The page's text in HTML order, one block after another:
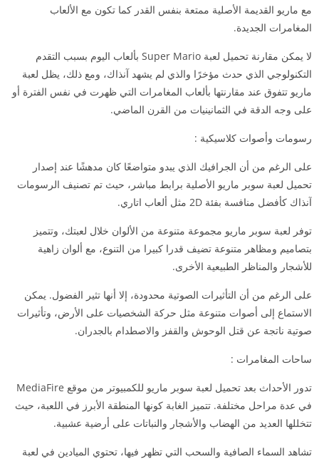
مع ماريو القديمة الأصلية ممتعة بنفس القدر كما تكون مع الألعاب
المغامرات الجديدة.
لا يمكن مقارنة تحميل لعبة Super Mario بألعاب اليوم بسبب التقدم
التكنولوجي الذي حدث مؤخرًا والذي لم يشهد آنذاك، ومع ذلك، يظل لعبة
ماريو تتفوق عند مقارنتها بألعاب المغامرات التي ظهرت في نفس الفترة أو
على وجه الدقة في الثمانينيات من القرن الماضي.
رسومات وأصوات كلاسيكية :
على الرغم من أن الجرافيك الذي يبدو متواضعًا كان مدهشًا عند إصدار
تحميل لعبة سوبر ماريو الأصلية برابط مباشر، حيث تم تصنيف الرسومات
آنذاك كأفضل منافسة بفئة 2D مثل ألعاب اتاري.
توفر لعبة سوبر ماريو مجموعة متنوعة من الألوان خلال لعبتك، وتتميز
بتصاميم ومظاهر متنوعة تضيف قدرا كبيرا من التنوع، مع ألوان زاهية
للأشجار والمناظر الطبيعية الأخرى.
على الرغم من أن التأثيرات الصوتية محدودة، إلا أنها تثير الفضول. يمكن
الاستماع إلى أصوات متنوعة مثل حركة الشخصيات على الأرض، وتأثيرات
صوتية ناتجة عن قتل الوحوش والقفز والاصطدام بالجدران.
ساحات المغامرات :
تدور الأحداث بعد تحميل لعبة سوبر ماريو للكمبيوتر من موقع MediaFire
في عدة مراحل مختلفة. تتميز الغابة كونها المنطقة الأبرز في اللعبة، حيث
تتخللها العديد من الهضاب والأشجار والنباتات على أرضية عشبية.
تشاهد السماء الصافية والسحب التي تظهر فيها، تحتوي الميادين في لعبة